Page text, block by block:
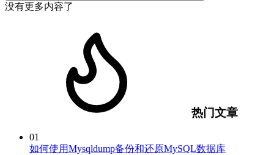
没有更多内容了
热门文章
01
如何使用Mysqldump备份和还原MySQL数据库